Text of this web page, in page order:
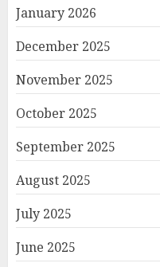
January 2026
December 2025
November 2025
October 2025
September 2025
August 2025
July 2025
June 2025